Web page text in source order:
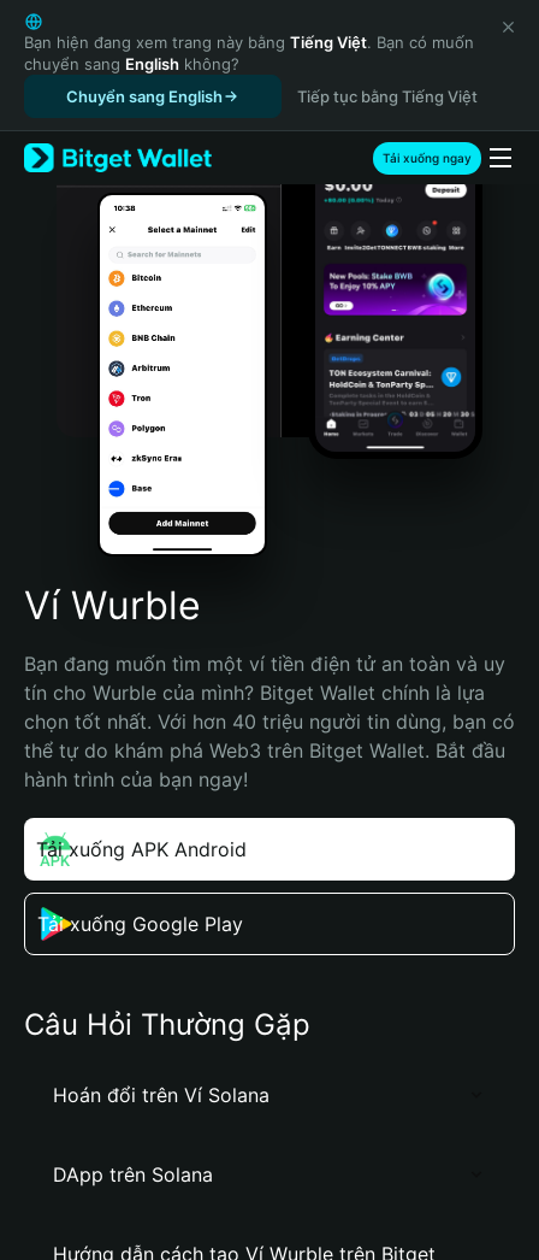
English
日本語
Tiếng Việt
Русский
Español (Latinoamérica)
Türkçe
Italiano
Português (Portugal)
Bahasa Indonesia
Português (Brasil)
Español (Argentina)
Bạn hiện đang xem trang này bằng Tiếng Việt. Bạn có muốn
chuyển sang English không?
Chuyển sang English
Tiếp tục bằng Tiếng Việt
Tải xuống ngay
Ví Wurble
Bạn đang muốn tìm một ví tiền điện tử an toàn và uy
tín cho Wurble của mình? Bitget Wallet chính là lựa
chọn tốt nhất. Với hơn 40 triệu người tin dùng, bạn có
thể tự do khám phá Web3 trên Bitget Wallet. Bắt đầu
hành trình của bạn ngay!
Tải xuống APK Android
Tải xuống Google Play
Câu Hỏi Thường Gặp
Hoán đổi trên Ví Solana
DApp trên Solana
Hướng dẫn cách tạo Ví Wurble trên Bitget